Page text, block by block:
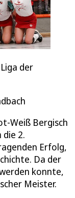
der
Weiß Bergisch
2.
Erfolg,
Da der
konnte,
Meister.